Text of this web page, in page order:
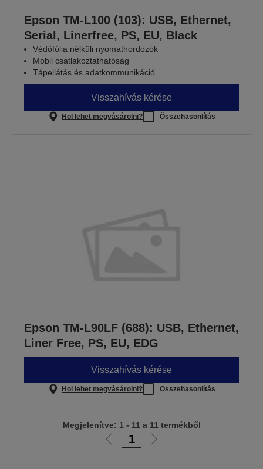
Epson TM-L100 (103): USB, Ethernet,
Serial, Linerfree, PS, EU, Black
Védőfólia nélküli nyomathordozók
Mobil csatlakoztathatóság
Tápellátás és adatkommunikáció
Visszahívás kérése
Hol lehet megvásárolni? Összehasonlítás
Epson TM-L90LF (688): USB, Ethernet,
Liner Free, PS, EU, EDG
Visszahívás kérése
Hol lehet megvásárolni? Összehasonlítás
Előző
1
Következő
Megjelenítve: 1 - 11 a 11 termékből